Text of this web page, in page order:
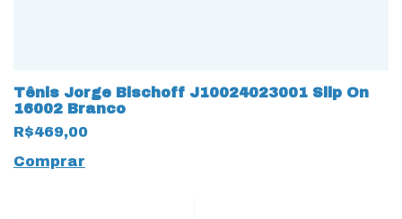
Tênis Jorge Bischoff J10024023001 Slip On
16002 Branco
R$469,00
Comprar